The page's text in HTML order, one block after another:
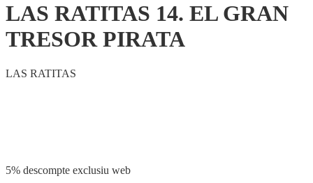
LAS RATITAS 14. EL GRAN
TRESOR PIRATA
LAS RATITAS
5% descompte exclusiu web